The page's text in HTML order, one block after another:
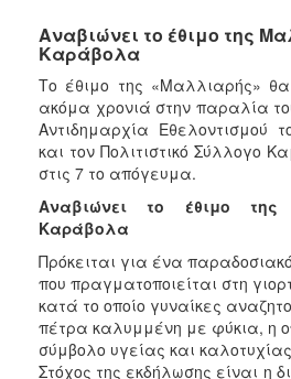
ΕΠΙΣΚΕΠΤΗΣ
ΗΡΑΚΛΕΙΟ
Αναβιώνει το έθιμο της
Καράβολα
Το έθιμο της «Μαλλιαρής»
ακόμα χρονιά στην παραλία
Αντιδημαρχία Εθελοντισμού
και τον Πολιτιστικό Σύλλογο
στις 7 το απόγευμα.
Αναβιώνει το έθιμο
Καράβολα
Πρόκειται για ένα
που πραγματοποιείται στη
κατά το οποίο γυναίκες
πέτρα καλυμμένη με φύκια, η
σύμβολο υγείας και
Στόχος της εκδήλωσης είναι η